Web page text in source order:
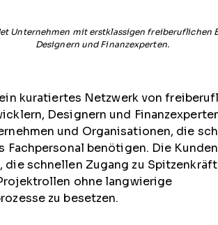
Unternehmen mit erstklassigen freiberuflichen
Designern und Finanzexperten.
kuratiertes Netzwerk von
Designern und
und Organisationen, die
Fachpersonal benötigen. Die
die schnellen Zugang zu
ohne langwierige
zu besetzen.